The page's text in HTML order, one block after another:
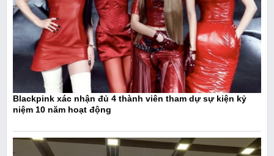
Blackpink xác nhận đủ 4 thành viên tham dự sự kiện kỷ
niệm 10 năm hoạt động